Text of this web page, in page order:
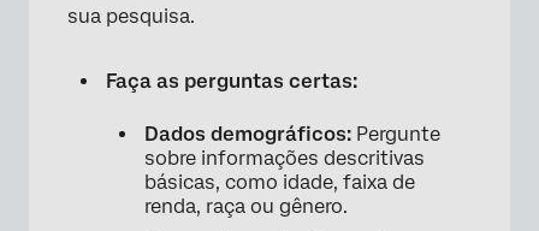
sua pesquisa.
Faça as perguntas certas:
Dados demográficos: Pergunte
sobre informações descritivas
básicas, como idade, faixa de
renda, raça ou gênero.